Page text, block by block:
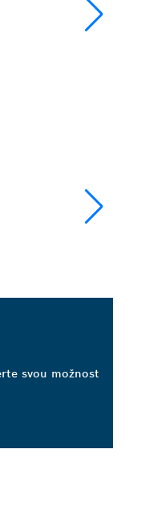
svou možnost